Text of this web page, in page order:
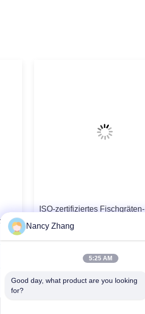
ISO-zertifiziertes Fischgräten-
Melkstandsystem mit
Milchflussmesser für
Kontaktieren Sie uns jetzt
Nancy Zhang
5:25 AM
Good day, what product are you looking
for?